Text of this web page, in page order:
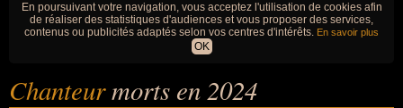
En poursuivant votre navigation, vous acceptez l'utilisation de cookies afin
de réaliser des statistiques d'audiences et vous proposer des services,
contenus ou publicités adaptés selon vos centres d'intérêts. En savoir plus
OK
Chanteurmorts en 2024